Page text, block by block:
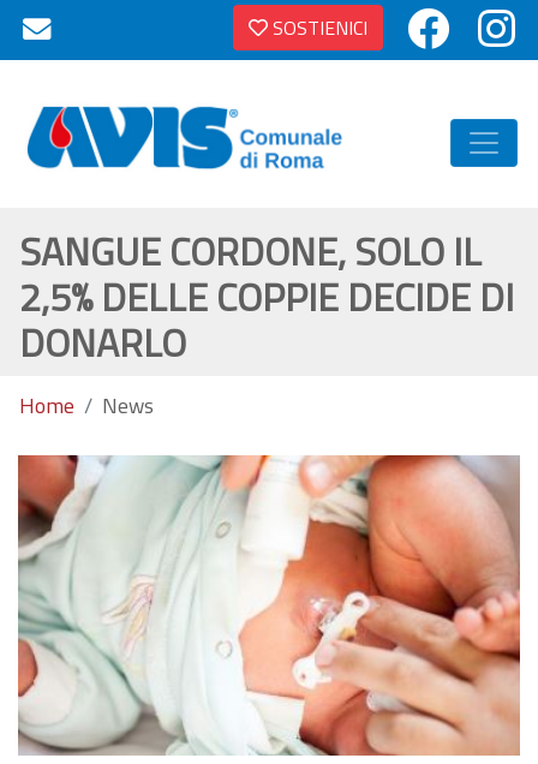
SOSTIENICI
SANGUE CORDONE, SOLO IL
2,5% DELLE COPPIE DECIDE DI
DONARLO
Home News